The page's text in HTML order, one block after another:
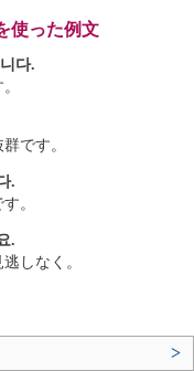
使った例文
다.
です。
.
。
.
しなく。
>